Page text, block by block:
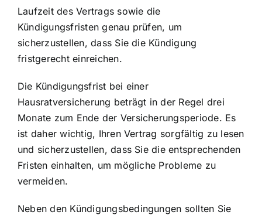
Laufzeit des Vertrags sowie die
Kündigungsfristen genau prüfen, um
sicherzustellen, dass Sie die Kündigung
fristgerecht einreichen.
Die Kündigungsfrist bei einer
Hausratversicherung beträgt in der Regel drei
Monate zum Ende der Versicherungsperiode. Es
ist daher wichtig, Ihren Vertrag sorgfältig zu lesen
und sicherzustellen, dass Sie die entsprechenden
Fristen einhalten, um mögliche Probleme zu
vermeiden.
Neben den Kündigungsbedingungen sollten Sie